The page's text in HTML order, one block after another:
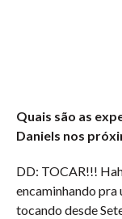
Quais são as
Daniels nos
DD: TOCAR!!!
encaminhando pra
tocando desde